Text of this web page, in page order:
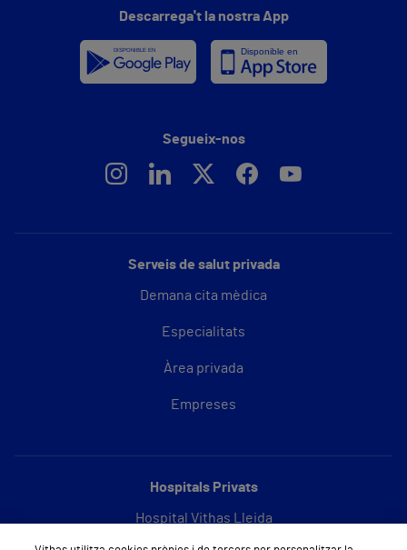
Serveis de salut privada
Demana cita mèdica
Especialitats
Àrea privada
Empreses
Hospitals Privats
Hospital Vithas Lleida
Descarrega't la nostra App
Segueix-nos